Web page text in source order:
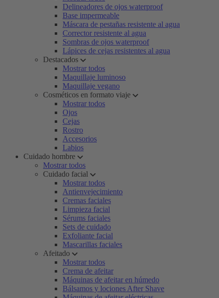
Delineadores de ojos waterproof
Base impermeable
Máscara de pestañas resistente al agua
Corrector resistente al agua
Sombras de ojos waterproof
Lápices de cejas resistentes al agua
Destacados
Mostrar todos
Maquillaje luminoso
Maquillaje vegano
Cosméticos en formato viaje
Mostrar todos
Ojos
Cejas
Rostro
Accesorios
Labios
Cuidado hombre
Mostrar todos
Cuidado facial
Mostrar todos
Antienvejecimiento
Cremas faciales
Limpieza facial
Sérums faciales
Sets de cuidado
Exfoliante facial
Mascarillas faciales
Afeitado
Mostrar todos
Crema de afeitar
Máquinas de afeitar en húmedo
Bálsamos y lociones After Shave